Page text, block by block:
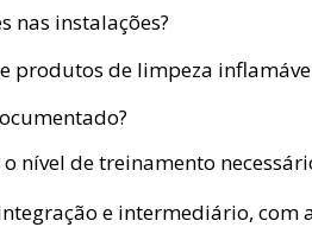
nas instalações?
produtos de limpeza
nível de treinamento
e intermediário,